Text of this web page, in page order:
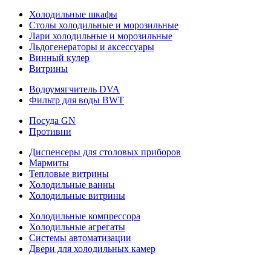
Холодильные шкафы
Столы холодильные и морозильные
Лари холодильные и морозильные
Льдогенераторы и аксессуары
Винный кулер
Витрины
Водоумягчитель DVA
Фильтр для воды BWT
Посуда GN
Противни
Диспенсеры для столовых приборов
Мармиты
Тепловые витрины
Холодильные ванны
Холодильные витрины
Холодильные компрессора
Холодильные агрегаты
Системы автоматизации
Двери для холодильных камер